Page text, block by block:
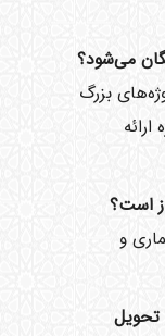
می‌شود؟
بزرگ
است؟
و
تحویل